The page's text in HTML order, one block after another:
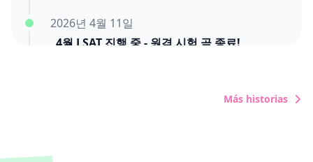
4월 LSAT 진행 중 - 원격 시험 곧 종료!
2026년 4월 11일
Más historias